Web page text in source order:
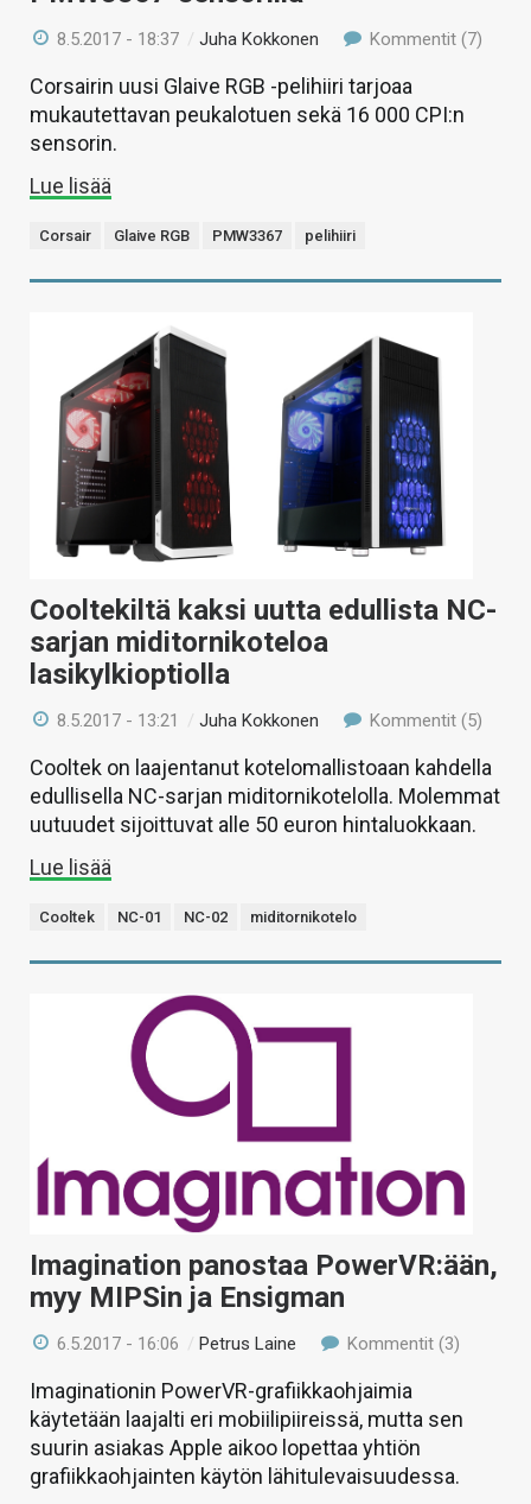
8.5.2017 - 18:37 /Juha Kokkonen Kommentit (7)
Corsairin uusi Glaive RGB -pelihiiri tarjoaa
mukautettavan peukalotuen sekä 16 000 CPI:n
sensorin.
Lue lisää
Corsair Glaive RGB PMW3367 pelihiiri
Cooltekiltä kaksi uutta edullista NC-
sarjan miditornikoteloa
lasikylkioptiolla
8.5.2017 - 13:21 /Juha Kokkonen Kommentit (5)
Cooltek on laajentanut kotelomallistoaan kahdella
edullisella NC-sarjan miditornikotelolla. Molemmat
uutuudet sijoittuvat alle 50 euron hintaluokkaan.
Lue lisää
Cooltek NC-01 NC-02 miditornikotelo
Imagination panostaa PowerVR:ään,
myy MIPSin ja Ensigman
6.5.2017 - 16:06 /Petrus Laine Kommentit (3)
Imaginationin PowerVR-grafiikkaohjaimia
käytetään laajalti eri mobiilipiireissä, mutta sen
suurin asiakas Apple aikoo lopettaa yhtiön
grafiikkaohjainten käytön lähitulevaisuudessa.